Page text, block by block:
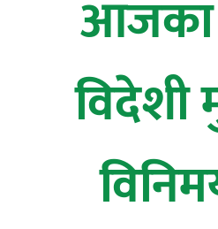
आजका
विदेशी